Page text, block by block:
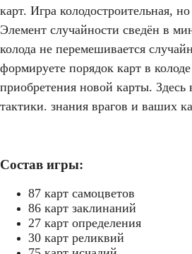
карт. Игра колодостроительная,
Элемент случайности сведён в
колода не перемешивается
формируете порядок карт в
приобретения новой карты. Здесь
тактики. знания врагов и ваших
Состав игры:
87 карт самоцветов
86 карт заклинаний
27 карт определения
30 карт реликвий